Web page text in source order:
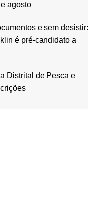
agosto
e sem desistir:
é pré-candidato a
Distrital de Pesca e